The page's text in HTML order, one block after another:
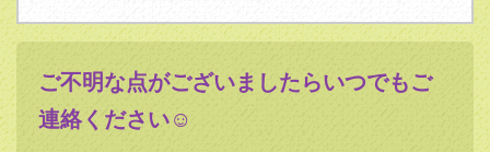
ご不明な点がございましたらいつでもご
連絡ください☺